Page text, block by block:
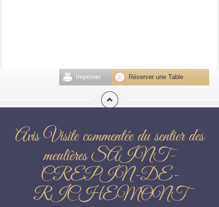
Réserver une Table
Imprimer
Avis Visite commentée du sentier des
meulières SAINT-
CREPIN-DE-
RICHEMONT